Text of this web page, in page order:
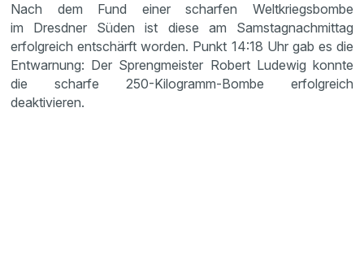
Nach dem Fund einer scharfen Weltkriegsbombe
im Dresdner Süden ist diese am Samstagnachmittag
erfolgreich entschärft worden. Punkt 14:18 Uhr gab es die
Entwarnung: Der Sprengmeister Robert Ludewig konnte
die scharfe 250-Kilogramm-Bombe erfolgreich
deaktivieren.